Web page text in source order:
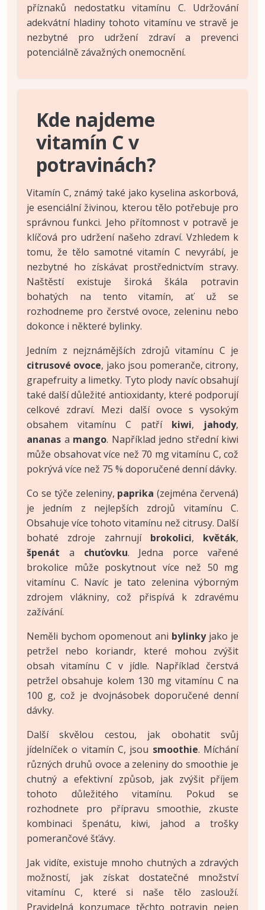
příznaků nedostatku vitamínu C. Udržování
adekvátní hladiny tohoto vitamínu ve stravě je
nezbytné pro udržení zdraví a prevenci
potenciálně závažných onemocnění.
Kde najdeme
vitamín C v
potravinách?
Vitamín C, známý také jako kyselina askorbová,
je esenciální živinou, kterou tělo potřebuje pro
správnou funkci. Jeho přítomnost v potravě je
klíčová pro udržení našeho zdraví. Vzhledem k
tomu, že tělo samotné vitamín C nevyrábí, je
nezbytné ho získávat prostřednictvím stravy.
Naštěstí existuje široká škála potravin
bohatých na tento vitamín, ať už se
rozhodneme pro čerstvé ovoce, zeleninu nebo
dokonce i některé bylinky.
Jedním z nejznámějších zdrojů vitamínu C je
citrusové ovoce, jako jsou pomeranče, citrony,
grapefruity a limetky. Tyto plody navíc obsahují
také další důležité antioxidanty, které podporují
celkové zdraví. Mezi další ovoce s vysokým
obsahem vitamínu C patří kiwi, jahody,
ananas a mango. Například jedno střední kiwi
může obsahovat více než 70 mg vitamínu C, což
pokrývá více než 75 % doporučené denní dávky.
Co se týče zeleniny, paprika (zejména červená)
je jedním z nejlepších zdrojů vitamínu C.
Obsahuje více tohoto vitamínu než citrusy. Další
bohaté zdroje zahrnují brokolici, květák,
špenát a chuťovku. Jedna porce vařené
brokolice může poskytnout více než 50 mg
vitamínu C. Navíc je tato zelenina výborným
zdrojem vlákniny, což přispívá k zdravému
zažívání.
Neměli bychom opomenout ani bylinkyjako je
petržel nebo koriandr, které mohou zvýšit
obsah vitamínu C v jídle. Například čerstvá
petržel obsahuje kolem 130 mg vitamínu C na
100 g, což je dvojnásobek doporučené denní
dávky.
Další skvělou cestou, jak obohatit svůj
jídelníček o vitamín C, jsou smoothie. Míchání
různých druhů ovoce a zeleniny do smoothie je
chutný a efektivní způsob, jak zvýšit příjem
tohoto důležitého vitamínu. Pokud se
rozhodnete pro přípravu smoothie, zkuste
kombinaci špenátu, kiwi, jahod a trošky
pomerančové šťávy.
Jak vidíte, existuje mnoho chutných a zdravých
možností, jak získat dostatečné množství
vitamínu C, které si naše tělo zaslouží.
Pravidelná konzumace těchto potravin nejen